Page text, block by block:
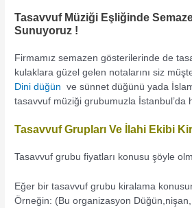
Tasavvuf Müziği Eşliğinde
Sunuyoruz !
Firmamız semazen gösterilerinde de
kulaklara güzel gelen notalarını siz
Dini düğün ve sünnet düğünü yada
tasavvuf müziği grubumuzla İstanbul’da
Tasavvuf Grupları Ve İlahi Ekibi
Tasavvuf grubu fiyatları konusu şöyle
Eğer bir tasavvuf grubu kiralama
Örneğin: (Bu organizasyon